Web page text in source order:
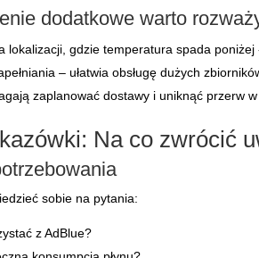
dodatkowe warto
lokalizacji, gdzie temperatura spada poniżej
– ułatwia obsługę dużych
zaplanować dostawy i uniknąć przerw w
Na co zwrócić
sobie na pytania:
z AdBlue?